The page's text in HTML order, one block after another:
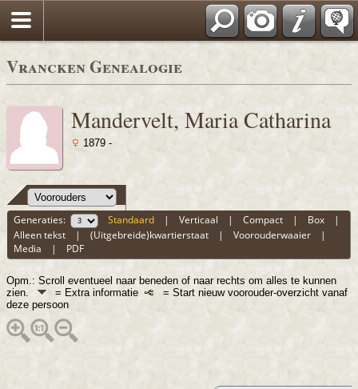
Vrancken Genealogie
Mandervelt, Maria Catharina
1879 -
Generaties: Standaard |Verticaal |Compact | Box |
Alleen tekst |(Uitgebreide)kwartierstaat |Voorouderwaaier |
Media | PDF
Opm.: Scroll eventueel naar beneden of naar rechts om alles te kunnen
zien.
= Extra informatie
= Start nieuw voorouder-overzicht vanaf
deze persoon